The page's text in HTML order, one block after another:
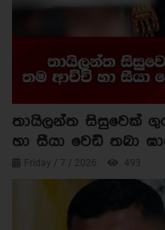
තායිලන්ත සිසුවෙක්
හා සීයා වෙඩි තබා
Friday / 7 / 2026 493